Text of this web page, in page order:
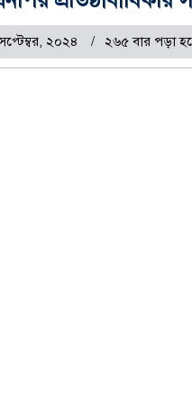
২০২৪ ২৬৫ বার পড়া